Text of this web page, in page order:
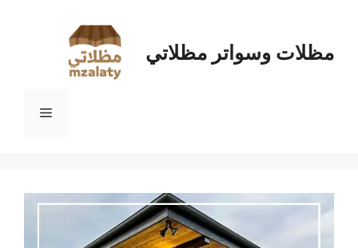
المحتوىمظلات وسواتر مظلاتي
القائمة